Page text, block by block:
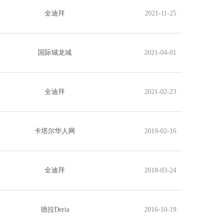
全迪拜 2021-11-25
国际城龙城 2021-04-01
全迪拜 2021-02-23
卡塔尔华人网 2019-02-16
全迪拜 2018-03-24
德拉Deria 2016-10-19